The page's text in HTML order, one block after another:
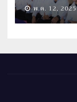
พ.ค. 12, 2025